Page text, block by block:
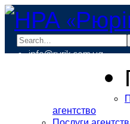
info@rurik.com.ua
агентство